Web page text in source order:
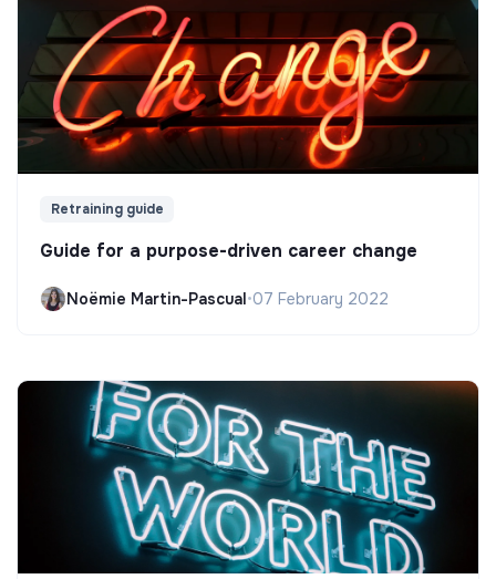
Retraining guide
Guide for a purpose-driven career change
Noëmie Martin-Pascual•07 February 2022